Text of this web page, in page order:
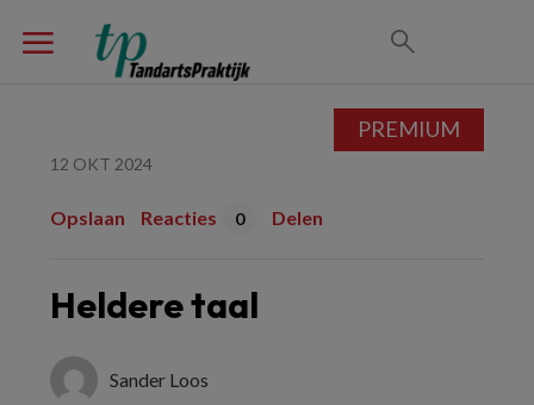
12 OKT 2024
Opslaan Reacties 0 Delen
Heldere taal
Sander Loos
PREMIUM